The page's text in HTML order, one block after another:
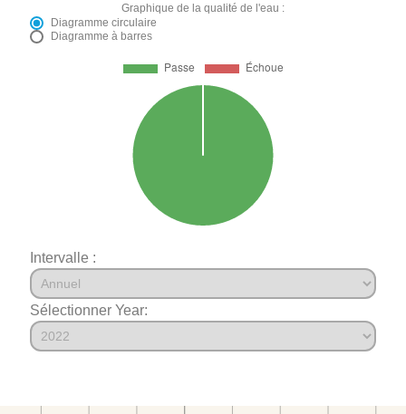
Graphique de la qualité de l'eau :
Diagramme circulaire
Diagramme à barres
Intervalle :
Sélectionner Year: